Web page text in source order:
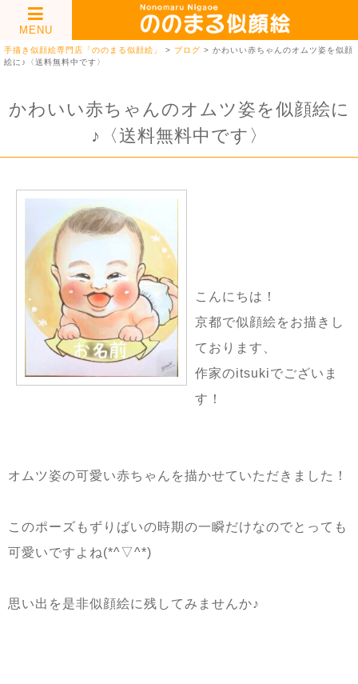
MENU
手描き似顔絵専門店「ののまる似顔絵」 > ブログ > かわいい赤ちゃんのオムツ姿を似顔
絵に♪〈送料無料中です〉
かわいい赤ちゃんのオムツ姿を似顔絵に
♪〈送料無料中です〉
こんにちは！
京都で似顔絵をお描きし
ております、
作家のitsukiでございま
す！
オムツ姿の可愛い赤ちゃんを描かせていただきました！
このポーズもずりばいの時期の一瞬だけなのでとっても
可愛いですよね(*^▽^*)
思い出を是非似顔絵に残してみませんか♪